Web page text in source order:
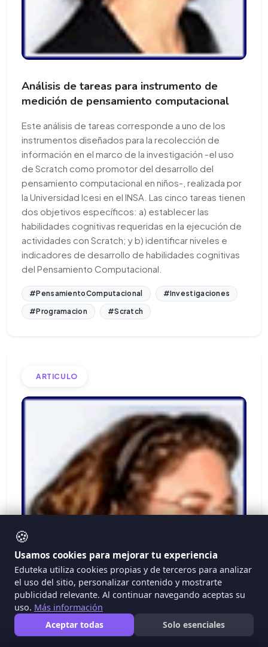
Análisis de tareas para instrumento de
medición de pensamiento computacional
Este análisis de tareas corresponde a uno de los
instrumentos diseñados para la recolección de
información en el marco de la investigación -el uso
de Scratch como promotor del desarrollo del
pensamiento computacional en niños-, realizada por
la Universidad Icesi en el INSA. Las cinco tareas tienen
dos objetivos específicos: a) establecer las
habilidades cognitivas requeridas en la ejecución de
actividades con Scratch; y b) identificar niveles e
indicadores de desarrollo de habilidades cognitivas
del Pensamiento Computacional.
#PensamientoComputacional
#Investigaciones
#Programacion
#Scratch
ARTICULO
🍪
Usamos cookies para mejorar tu experiencia
Eduteka utiliza cookies propias y de terceros para analizar
el uso del sitio, personalizar contenido y mostrarte
publicidad relevante. Al continuar navegando aceptas su
uso. Más información
Aceptar todas
Solo esenciales